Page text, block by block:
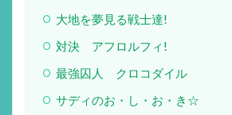
大地を夢見る戦士達!
対決 アフロルフィ!
最強囚人 クロコダイル
サディのお・し・お・き☆